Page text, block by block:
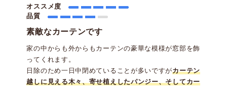
オススメ度
品質
素敵なカーテンです
家の中からも外からもカーテンの豪華な模様が窓部を飾
ってくれます。
日除のため一日中閉めていることが多いですがカーテン
越しに見える木々、寄せ植えしたパンジー、そしてカー